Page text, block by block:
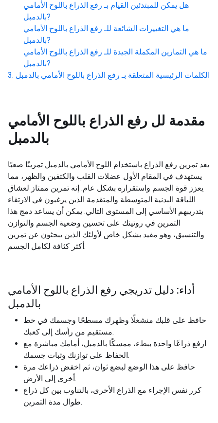
هل يمكن للمبتدئين القيام بـ رفع الذراع باللوح الأمامي
بالدمبل?
ما هي التغييرات الشائعة للـ رفع الذراع باللوح الأمامي
بالدمبل?
ما هي التمارين المكملة الجيدة للـ رفع الذراع باللوح الأمامي
بالدمبل?
الكلمات الرئيسية المتعلقة بـ رفع الذراع باللوح الأمامي بالدمبل
مقدمة لل رفع الذراع باللوح الأمامي
بالدمبل
يعد تمرين رفع الذراع باستخدام اللوح الأمامي بالدمبل تمرينًا صعبًا
يستهدف في المقام الأول عضلات القلب والكتفين والظهر، مما
يعزز قوة الجسم واستقراره بشكل عام. إنه تمرين ممتاز لعشاق
اللياقة البدنية المتوسطة والمتقدمة الذين يرغبون في الارتقاء
بتدريبهم الأساسي إلى المستوى التالي. يمكن أن يساعد دمج هذا
التمرين في روتينك على تحسين وضعية الجسم والتوازن
والتنسيق، وهو مفيد بشكل خاص لأولئك الذين يبحثون عن تمرين
أكثر كثافة لكامل الجسم.
أداء: دليل تدريجي رفع الذراع باللوح الأمامي
بالدمبل
حافظ على قلبك منشغلًا وظهرك مسطحًا وجسمك في خط
مستقيم من رأسك إلى كعبك.
ارفع ذراعًا واحدة ببطء، ممسكًا بالدمبل، أمامك مباشرة مع
الحفاظ على توازنك وثبات جسمك.
حافظ على هذا الوضع لبضع ثوان، ثم اخفض ذراعك مرة
أخرى إلى الأرض.
كرر نفس الإجراء مع الذراع الأخرى، بالتناوب بين كل ذراع
طوال مدة التمرين.